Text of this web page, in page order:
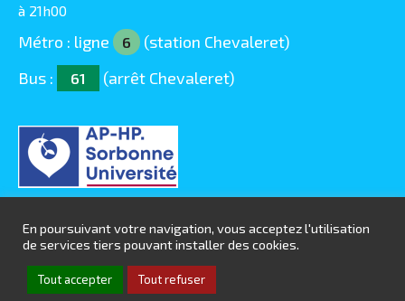
à 21h00
Métro : ligne 6
(station Chevaleret)
Bus :
61 (arrêt Chevaleret)
© Chirurgie-Cardiaque-Pitie 2016 - 2025 |
En poursuivant votre navigation, vous acceptez l'utilisation
de services tiers pouvant installer des cookies.
Tout accepter Tout refuser